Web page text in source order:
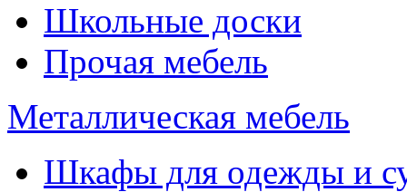
Школьные доски
Прочая мебель
Металлическая мебель
Шкафы для одежды и